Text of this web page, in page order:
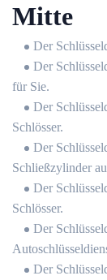
Mitte
Der
Der
für Sie.
Der
Schlösser.
Der
Schließzylinder
Der
Schlösser.
Der
Der